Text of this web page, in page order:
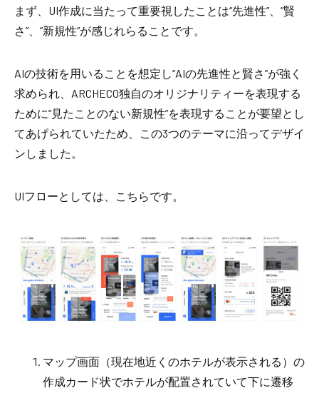
まず、UI作成に当たって重要視したことは“先進性”、”賢
さ”、”新規性”が感じれらることです。
AIの技術を用いることを想定し“AIの先進性と賢さ”が強く
求められ、ARCHECO独自のオリジナリティーを表現する
ために“見たことのない新規性”を表現すること が要望とし
てあげられていたため、この3つのテーマに沿ってデザイ
ンしました。
UIフローとしては、こちらです。
マップ画面（現在地近くのホテルが表示される）の
作成カード状でホテルが配置されていて下に遷移